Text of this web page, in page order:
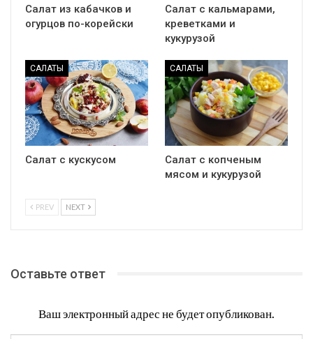
Салат из кабачков и
огурцов по-корейски
Салат с кальмарами,
креветками и
кукурузой
САЛАТЫ
Салат с кускусом
САЛАТЫ
Салат с копченым
мясом и кукурузой
PREV NEXT
Оставьте ответ
Ваш электронный адрес не будет опубликован.